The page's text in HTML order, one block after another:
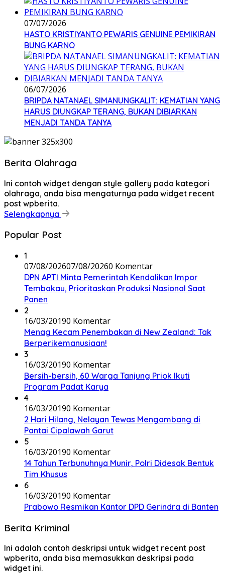
07/07/2026
HASTO KRISTIYANTO PEWARIS GENUINE PEMIKIRAN
BUNG KARNO
06/07/2026
BRIPDA NATANAEL SIMANUNGKALIT: KEMATIAN YANG
HARUS DIUNGKAP TERANG, BUKAN DIBIARKAN
MENJADI TANDA TANYA
Berita Olahraga
Ini contoh widget dengan style gallery pada kategori
olahraga, anda bisa mengaturnya pada widget recent
post wpberita.
Selengkapnya
Popular Post
1
07/08/202607/08/20260 Komentar
DPN APTI Minta Pemerintah Kendalikan Impor
Tembakau, Prioritaskan Produksi Nasional Saat
Panen
2
16/03/20190 Komentar
Menag Kecam Penembakan di New Zealand: Tak
Berperikemanusiaan!
3
16/03/20190 Komentar
Bersih-bersih, 60 Warga Tanjung Priok Ikuti
Program Padat Karya
4
16/03/20190 Komentar
2 Hari Hilang, Nelayan Tewas Mengambang di
Pantai Cipalawah Garut
5
16/03/20190 Komentar
14 Tahun Terbunuhnya Munir, Polri Didesak Bentuk
Tim Khusus
6
16/03/20190 Komentar
Prabowo Resmikan Kantor DPD Gerindra di Banten
Berita Kriminal
Ini adalah contoh deskripsi untuk widget recent post
wpberita, anda bisa memasukkan deskripsi pada
widget ini.